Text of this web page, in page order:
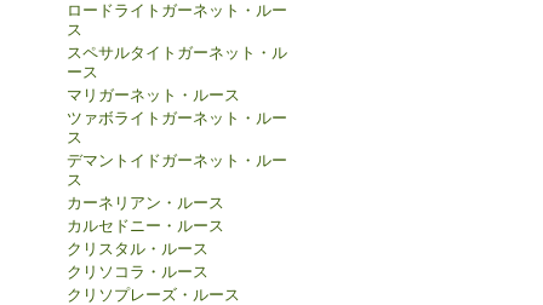
ロードライトガーネット・ルー
ス
スペサルタイトガーネット・ル
ース
マリガーネット・ルース
ツァボライトガーネット・ルー
ス
デマントイドガーネット・ルー
ス
カーネリアン・ルース
カルセドニー・ルース
クリスタル・ルース
クリソコラ・ルース
クリソプレーズ・ルース